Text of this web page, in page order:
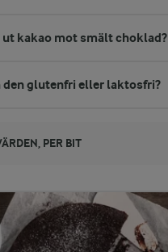
ut kakao mot smält choklad?
den glutenfri eller laktosfri?
PER BIT